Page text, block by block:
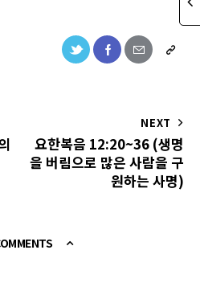
NEXT
요한복음 12:20~36 (생명
을 버림으로 많은 사람을 구
원하는 사명)